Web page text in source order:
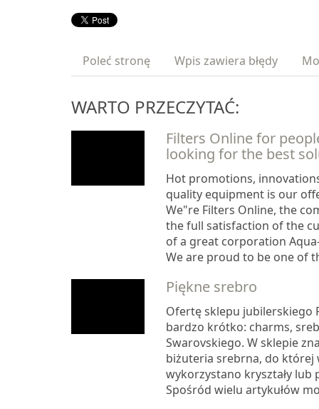
Poleć stronę Wpis zawiera błędy
WARTO PRZECZYTAĆ:
Filters Online for
looking for the best
Hot promotions,
quality equipment is our
We"re Filters Online, the
the full satisfaction of the
of a great corporation
We are proud to be one of
Piękne srebro
Ofertę sklepu jubilerskiego
bardzo krótko: charms,
Swarovskiego. W sklepie
biżuteria srebrna, do której
wykorzystano kryształy lub
Spośród wielu artykułów